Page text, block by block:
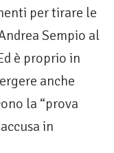
per tirare le
Sempio al
è proprio in
anche
la “prova
in